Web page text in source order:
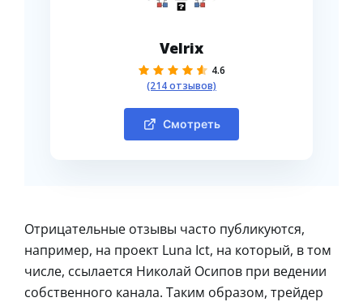
Velrix
4.6
(214 отзывов)
Смотреть
Отрицательные отзывы часто публикуются,
например, на проект Luna Ict, на который, в том
числе, ссылается Николай Осипов при ведении
собственного канала. Таким образом, трейдер